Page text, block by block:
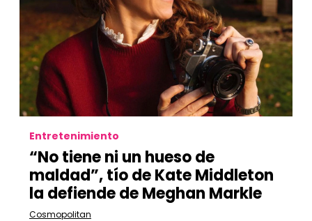
Entretenimiento
“No tiene ni un hueso de
maldad”, tío de Kate Middleton
la defiende de Meghan Markle
Cosmopolitan